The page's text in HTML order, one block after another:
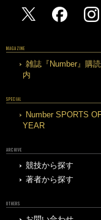
MAGAZINE
雑誌『Number』購
内
SPECIAL
Number SPORTS
YEAR
ARCHIVE
競技から探す
著者から探す
OTHERS